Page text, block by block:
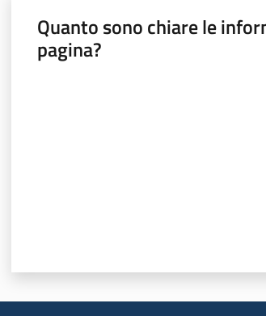
Quanto sono chiare le
pagina?